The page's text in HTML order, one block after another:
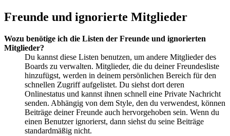
Freunde und ignorierte Mitglieder
Wozu benötige ich die Listen der Freunde und ignorierten
Mitglieder?
Du kannst diese Listen benutzen, um andere Mitglieder des
Boards zu verwalten. Mitglieder, die du deiner Freundesliste
hinzufügst, werden in deinem persönlichen Bereich für den
schnellen Zugriff aufgelistet. Du siehst dort deren
Onlinestatus und kannst ihnen schnell eine Private Nachricht
senden. Abhängig von dem Style, den du verwendest, können
Beiträge deiner Freunde auch hervorgehoben sein. Wenn du
einen Benutzer ignorierst, dann siehst du seine Beiträge
standardmäßig nicht.